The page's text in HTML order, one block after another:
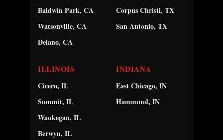
Baldwin Park, CA
Watsonville, CA
Delano, CA
Corpus Christi, TX
San Antonio, TX
ILLINOIS
Cicero, IL
Summit, IL
Waukegan, IL
Berwyn, IL
INDIANA
East Chicago, IN
Hammond, IN